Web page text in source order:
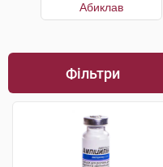
Абиклав
Фільтри